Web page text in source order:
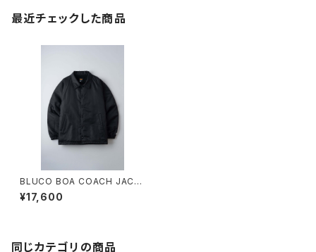
最近チェックした商品
BLUCO BOA COACH JACK
ET BLACK
¥17,600
同じカテゴリの商品